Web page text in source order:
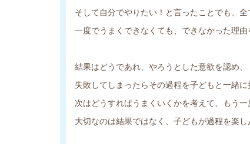
そして自分でやりたい！と言ったことでも、全
一度でうまくできなくても、できなかった理
結果はどうであれ、やろうとした意欲を認め、
失敗してしまったらその過程を子どもと一緒に
次はどうすればうまくいくかを考えて、もう
大切なのは結果ではなく、子どもが過程を楽し